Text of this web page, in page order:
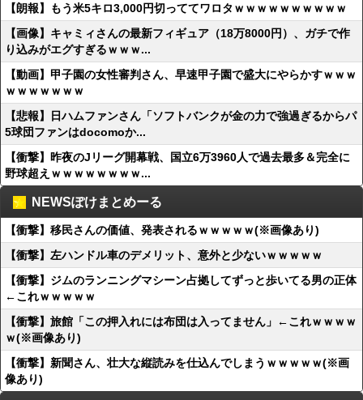
【朗報】もう米5キロ3,000円切っててワロタｗｗｗｗｗｗｗｗｗｗ
【画像】キャミィさんの最新フィギュア（18万8000円）、ガチで作
り込みがエグすぎるｗｗｗ...
【動画】甲子園の女性審判さん、早速甲子園で盛大にやらかすｗｗｗ
ｗｗｗｗｗｗｗ
【悲報】日ハムファンさん「ソフトバンクが金の力で強過ぎるからパ
5球団ファンはdocomoか...
【衝撃】昨夜のJリーグ開幕戦、国立6万3960人で過去最多＆完全に
野球超えｗｗｗｗｗｗｗｗ...
NEWSぽけまとめーる
【衝撃】移民さんの価値、発表されるｗｗｗｗｗ(※画像あり)
【衝撃】左ハンドル車のデメリット、意外と少ないｗｗｗｗｗ
【衝撃】ジムのランニングマシーン占拠してずっと歩いてる男の正体
←これｗｗｗｗｗ
【衝撃】旅館「この押入れには布団は入ってません」←これｗｗｗｗ
ｗ(※画像あり)
【衝撃】新聞さん、壮大な縦読みを仕込んでしまうｗｗｗｗｗ(※画
像あり)